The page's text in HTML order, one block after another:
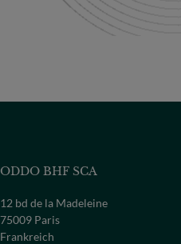
ODDO BHF SCA
12 bd de la Madeleine
75009 Paris
Frankreich